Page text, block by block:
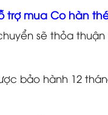
trợ mua Co hàn
sẽ thỏa
bảo hành 12